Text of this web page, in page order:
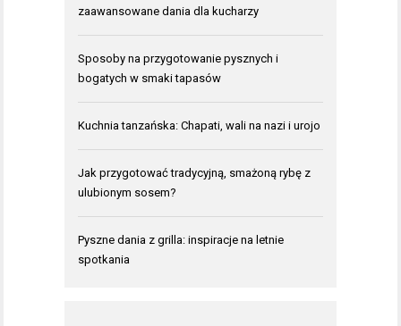
zaawansowane dania dla kucharzy
Sposoby na przygotowanie pysznych i
bogatych w smaki tapasów
Kuchnia tanzańska: Chapati, wali na nazi i urojo
Jak przygotować tradycyjną, smażoną rybę z
ulubionym sosem?
Pyszne dania z grilla: inspiracje na letnie
spotkania